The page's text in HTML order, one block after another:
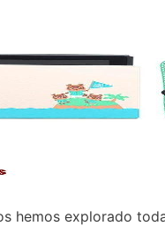
hemos explorado